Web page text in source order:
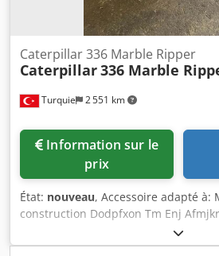
Turquie 2 551 km
Caterpillar 336 Marble Ripper
Caterpillar336 Marble
prix
État: nouveau, Accessoire adapté à:
construction Dodpfxon Tm Enj Afmjkr